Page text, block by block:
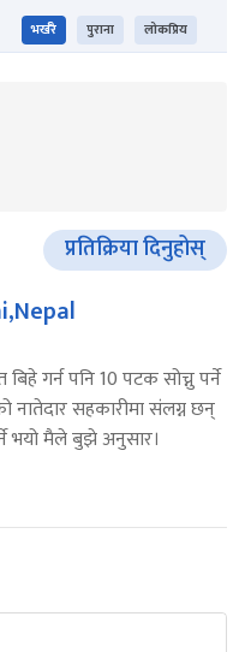
भर्खरै पुराना लोकप्रिय
प्रतिक्रिया दिनुहोस्
गर्न पनि 10 पटक सोच्नु पर्ने
नातेदार सहकारीमा संलग्न छन्
भयो मैले बुझे अनुसार।